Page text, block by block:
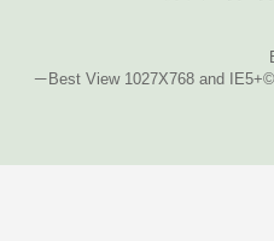
－Best View 1027X768 and